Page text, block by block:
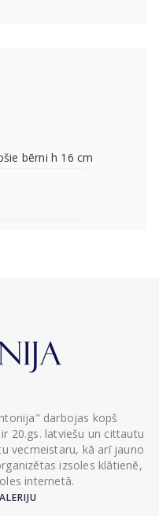
bērni h 16 cm
darbojas kopš
20.gs. latviešu un cittautu
vecmeistaru, kā arī jauno
izsoles klātienē,
internetā.